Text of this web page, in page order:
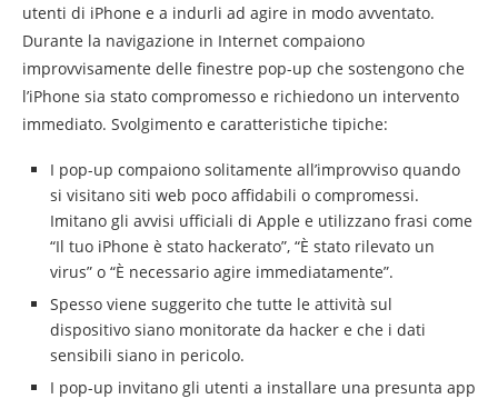
utenti di iPhone e a indurli ad agire in modo avventato.
Durante la navigazione in Internet compaiono
improvvisamente delle finestre pop-up che sostengono che
l’iPhone sia stato compromesso e richiedono un intervento
immediato. Svolgimento e caratteristiche tipiche:
I pop-up compaiono solitamente all’improvviso quando
si visitano siti web poco affidabili o compromessi.
Imitano gli avvisi ufficiali di Apple e utilizzano frasi come
“Il tuo iPhone è stato hackerato”, “È stato rilevato un
virus” o “È necessario agire immediatamente”.
Spesso viene suggerito che tutte le attività sul
dispositivo siano monitorate da hacker e che i dati
sensibili siano in pericolo.
I pop-up invitano gli utenti a installare una presunta app